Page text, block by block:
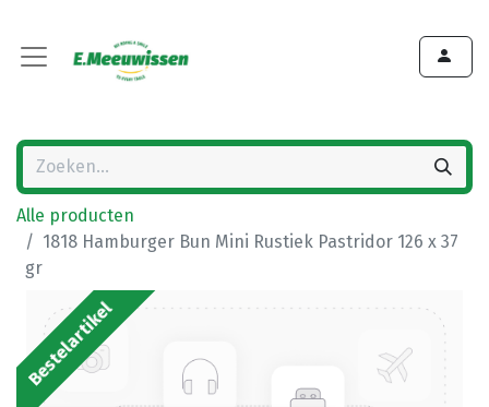
Alle producten
1818 Hamburger Bun Mini Rustiek Pastridor 126 x 37
gr
Bestelartikel